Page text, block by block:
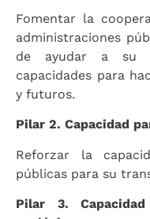
Fomentar la
administraciones
de ayudar a su
capacidades para
y futuros.
Pilar 2. Capacidad
Reforzar la
públicas para su
Pilar 3.